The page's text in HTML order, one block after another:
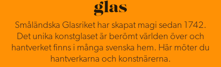
glas
Småländska Glasriket har skapat magi sedan 1742.
Det unika konstglaset är berömt världen över och
hantverket finns i många svenska hem. Här möter du
hantverkarna och konstnärerna.